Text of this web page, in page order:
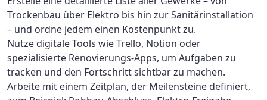
Trockenbau über Elektro bis hin zur Sanitärinstallation
– und ordne jedem einen Kostenpunkt zu.
Nutze digitale Tools wie Trello, Notion oder
spezialisierte Renovierungs‑Apps, um Aufgaben zu
tracken und den Fortschritt sichtbar zu machen.
Arbeite mit einem Zeitplan, der Meilensteine definiert,